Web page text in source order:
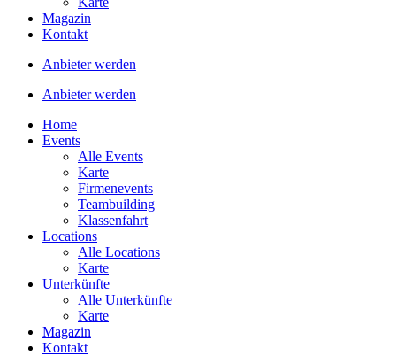
Magazin
Kontakt
Anbieter werden
Anbieter werden
Home
Events
Alle Events
Karte
Firmenevents
Teambuilding
Klassenfahrt
Locations
Alle Locations
Karte
Unterkünfte
Alle Unterkünfte
Karte
Magazin
Kontakt